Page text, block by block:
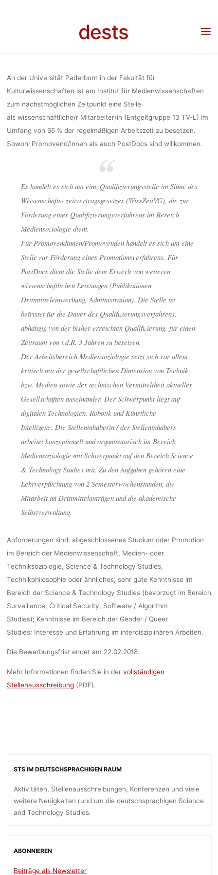
dests
MIT
dests 6. Februar
Stellenangebot: Wissenschaftliche/r Mitarbeiter/in im
Bereich Mediensoziologie mit Schwerpunkt Science & Technology Studies (Universität
An der Universität Paderborn in der Fakultät für
Kulturwissenschaften ist am Institut für Medienwissenschaften
zum nächstmöglichen Zeitpunkt eine Stelle
als wissenschaftliche/r Mitarbeiter/in (Entgeltgruppe 13 TV-L) im
Umfang von 65 % der regelmäßigen Arbeitszeit zu besetzen.
Sowohl Promovend/innen als auch PostDocs sind willkommen.
Es handelt es sich um eine Qualifizierungsstelle im Sinne des
Wissenschafts- zeitvertragsgesetzes (WissZeitVG), die zur
Förderung eines Qualifizierungsverfahrens im Bereich
Mediensoziologie dient.
Für Promovendinnen/Promovenden handelt es sich um eine
Stelle zur Förderung eines Promotionsverfahrens. Für
PostDocs dient die Stelle dem Erwerb von weiteren
wissenschaftlichen Leistungen (Publikationen,
Drittmitteleinwerbung, Administration). Die Stelle ist
befristet für die Dauer des Qualifizierungsverfahrens,
abhängig von der bisher erreichten Qualifizierung, für einen
Zeitraum von i.d.R. 3 Jahren zu besetzen.
Der Arbeitsbereich Mediensoziologie setzt sich vor allem
kritisch mit der gesellschaftlichen Dimension von Technik
bzw. Medien sowie der technischen Vermitteltheit aktueller
Gesellschaften auseinander. Der Schwerpunkt liegt auf
digitalen Technologien, Robotik und Künstliche
Intelligenz. Die Stelleninhaberin / der Stelleninhabers
arbeitet konzeptionell und organisatorisch im Bereich
Mediensoziologie mit Schwerpunkt auf den Bereich Science
& Technology Studies mit. Zu den Aufgaben gehören eine
Lehrverpflichtung von 2 Semesterwochenstunden, die
Mitarbeit an Drittmittelanträgen und die akademische
Selbstverwaltung.
Anforderungen sind: abgeschlossenes Studium oder Promotion
im Bereich der Medienwissenschaft, Medien- oder
Techniksoziologie, Science & Technology Studies,
Technikphilosophie oder ähnliches; sehr gute Kenntnisse im
Bereich der Science & Technology Studies (bevorzugt im Bereich
Surveillance, Critical Security, Software / Algorithm
Studies); Kenntnisse im Bereich der Gender / Queer
Studies; Interesse und Erfahrung im interdisziplinären Arbeiten.
Die Bewerbungsfrist endet am 22.02.2018.
Mehr Informationen finden Sie in der vollständigen
Stellenausschreibung(PDF).
STS IM DEUTSCHSPRACHIGEN RAUM
Aktivitäten, Stellenausschreibungen, Konferenzen und viele
weitere Neuigkeiten rund um die deutschsprachigen Science
and Technology Studies.
ABONNIEREN
Beiträge als Newsletter